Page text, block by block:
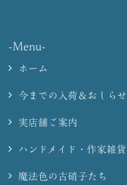
-Menu-
ホーム
今までの入荷＆おしらせ
実店舗ご案内
ハンドメイド・作家雑貨
魔法色の古硝子たち